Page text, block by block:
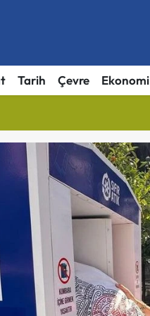
Tarih Çevre Ekonomi